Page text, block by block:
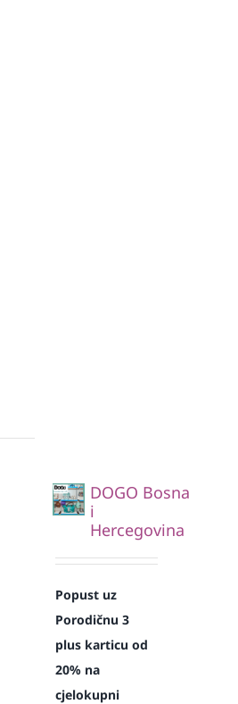
DOGO Bosna
i
Hercegovina
Popust uz
Porodičnu 3
plus karticu od
20% na
cjelokupni